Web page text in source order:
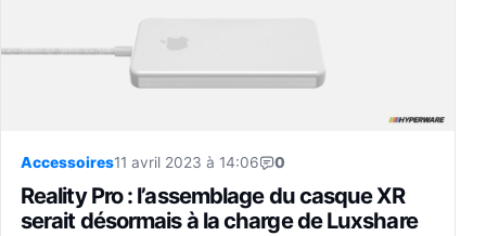
Accessoires11 avril 2023 à 14:06 0
Reality Pro : l’assemblage du casque XR
serait désormais à la charge de Luxshare